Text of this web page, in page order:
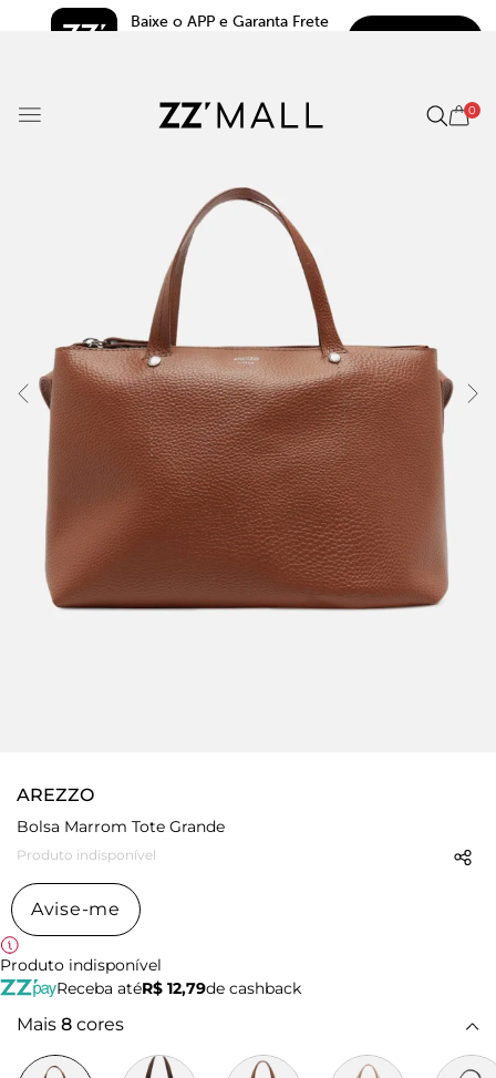
Baixe o APP e Garanta Frete
0
AREZZO
Bolsa Marrom Tote Grande
Produto indisponível
Avise-me
Produto indisponível
Receba atéR$ 12,79de cashback
Mais 8 cores